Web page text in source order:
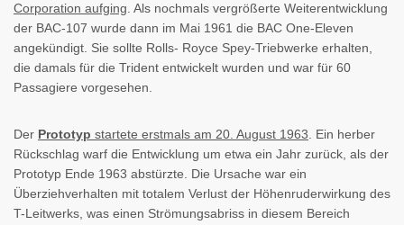
Corporation aufging . Als nochmals vergrößerte Weiterentwicklung
der BAC-107 wurde dann im Mai 1961 die BAC One-Eleven
angekündigt. Sie sollte Rolls- Royce Spey-Triebwerke erhalten,
die damals für die Trident entwickelt wurden und war für 60
Passagiere vorgesehen.
Der Prototyp startete erstmals am 20. August 1963 . Ein herber
Rückschlag warf die Entwicklung um etwa ein Jahr zurück, als der
Prototyp Ende 1963 abstürzte. Die Ursache war ein
Überziehverhalten mit totalem Verlust der Höhenruderwirkung des
T-Leitwerks, was einen Strömungsabriss in diesem Bereich